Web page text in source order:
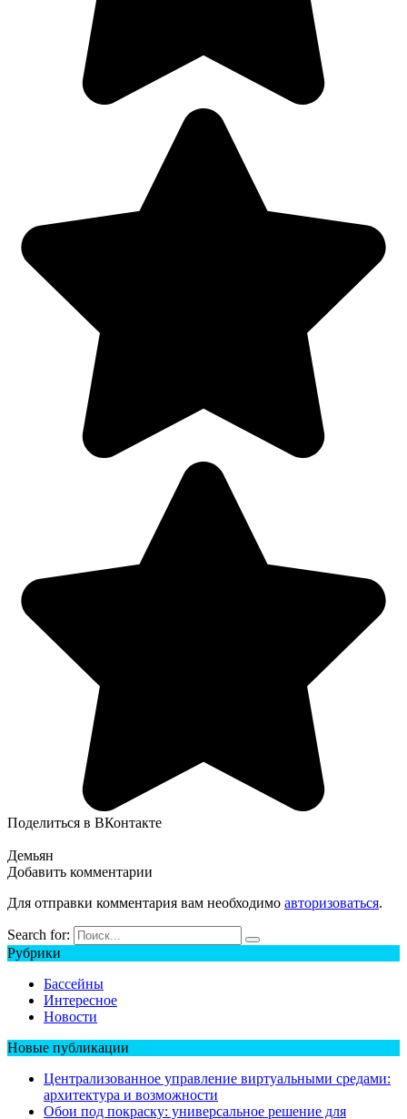
Поделиться в ВКонтакте
Демьян
Добавить комментарии
Для отправки комментария вам необходимо авторизоваться.
Search for:
Рубрики
Бассейны
Интересное
Новости
Новые публикации
Централизованное управление виртуальными средами:
архитектура и возможности
Обои под покраску: универсальное решение для